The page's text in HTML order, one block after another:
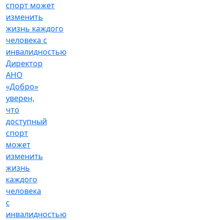
Директор
АНО
«Добро»
уверен,
что
доступный
спорт
может
изменить
жизнь
каждого
человека
с
инвалидностью